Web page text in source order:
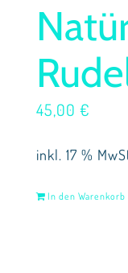
45,00 €
inkl. 17 %
In den Warenkorb